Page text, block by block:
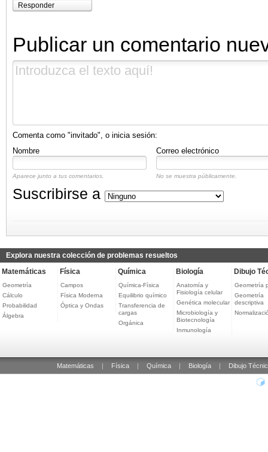
Responder
Publicar un comentario
Comenta como "invitado", o inicia sesión:
Nombre
Correo electrónico
Aparece junto a tus comentarios. No se muestra públicamente.
Suscribirse a
Explora nuestra colección de problemas resueltos
Matemáticas
Geometría
Cálculo
Probabilidad
Álgebra
Física
Campos
Física Moderna
Óptica y Ondas
Química
Química-Física
Equilibrio químico
Transferencia de
cargas
Orgánica
Biología
Anatomía y
Fisiología celular
Genética molecular
Microbiología y
Biotecnología
Inmunología
Dibujo
Geometría
Geometría
descriptiva
Matemáticas Física Química Biología Dibujo